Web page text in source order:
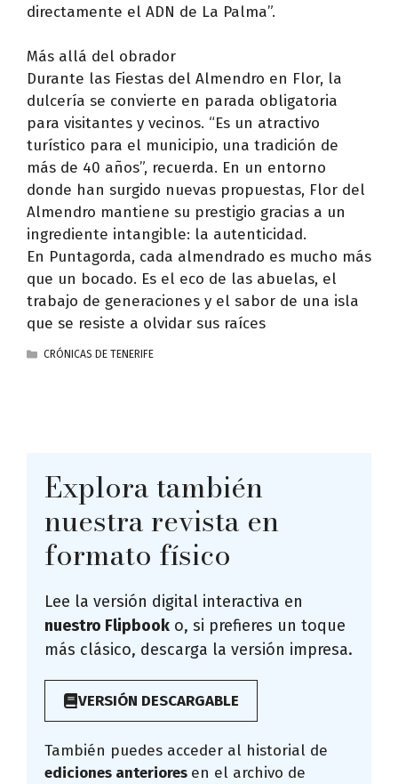
directamente el ADN de La Palma”.
Más allá del obrador
Durante las Fiestas del Almendro en Flor, la
dulcería se convierte en parada obligatoria
para visitantes y vecinos. “Es un atractivo
turístico para el municipio, una tradición de
más de 40 años”, recuerda. En un entorno
donde han surgido nuevas propuestas, Flor del
Almendro mantiene su prestigio gracias a un
ingrediente intangible: la autenticidad.
En Puntagorda, cada almendrado es mucho más
que un bocado. Es el eco de las abuelas, el
trabajo de generaciones y el sabor de una isla
que se resiste a olvidar sus raíces
CATEGORÍAS
CRÓNICAS DE TENERIFE
Explora también
nuestra revista en
formato físico
Lee la versión digital interactiva en
nuestro Flipbook o, si prefieres un toque
más clásico, descarga la versión impresa.
VERSIÓN DESCARGABLE
También puedes acceder al historial de
ediciones anteriores en el archivo de